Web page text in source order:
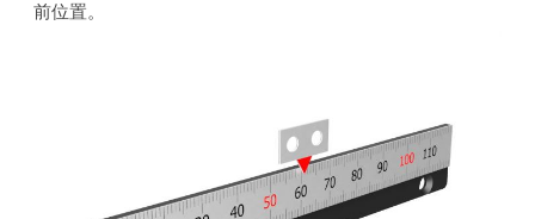
前位置。